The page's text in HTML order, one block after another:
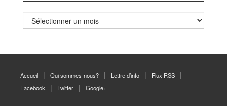
Archives
magazine
Accueil Qui sommes-nous? Lettre d’info
Flux RSS
Facebook
Twitter Google+